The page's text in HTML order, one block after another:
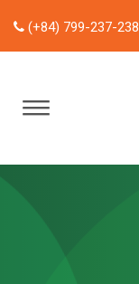
(+84) 799-237-238